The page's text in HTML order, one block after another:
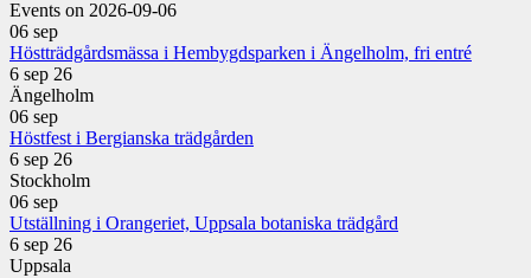
Events on 2026-09-06
06 sep
Höstträdgårdsmässa i Hembygdsparken i Ängelholm, fri entré
6 sep 26
Ängelholm
06 sep
Höstfest i Bergianska trädgården
6 sep 26
Stockholm
06 sep
Utställning i Orangeriet, Uppsala botaniska trädgård
6 sep 26
Uppsala